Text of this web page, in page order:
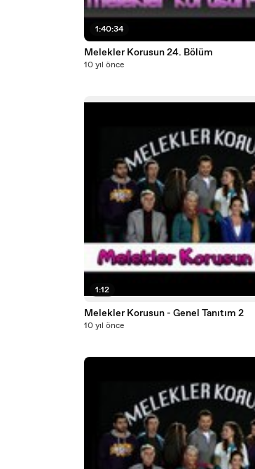
1:40:34
Melekler Korusun 24. Bölüm
10 yıl önce
1:12
Melekler Korusun - Genel Tanıtım 2
10 yıl önce